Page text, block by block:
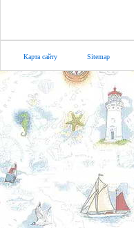
Карта сайту Sitemap